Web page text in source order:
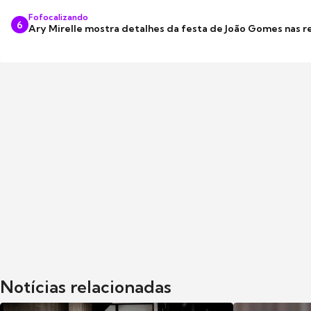
6
Fofocalizando
Ary Mirelle mostra detalhes da festa de João Gomes nas
Notícias relacionadas